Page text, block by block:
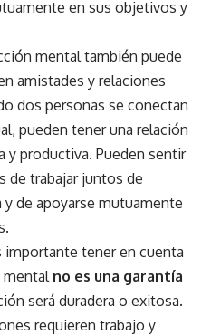
en sus objetivos y
mental también puede
amistades y relaciones
dos personas se conectan
pueden tener una relación
y productiva. Pueden sentir
de trabajar juntos de
y de apoyarse mutuamente
importante tener en cuenta
mental no es una garantía
será duradera o exitosa.
requieren trabajo y